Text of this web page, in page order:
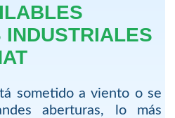
INDUSTRIALES
sometido a viento o se
aberturas, lo más